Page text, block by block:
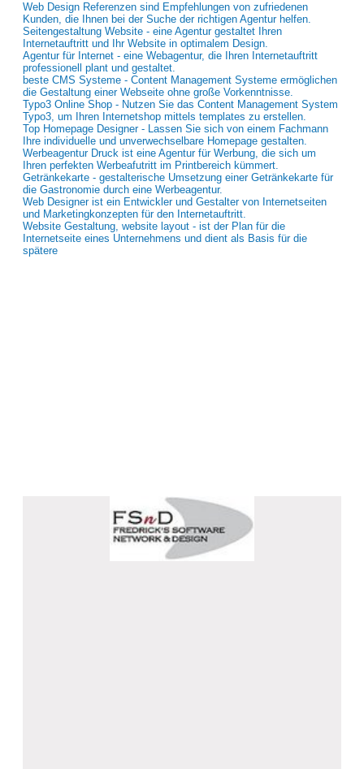
Web Design Referenzen sind Empfehlungen von zufriedenen
Kunden, die Ihnen bei der Suche der richtigen Agentur helfen.
Seitengestaltung Website - eine Agentur gestaltet Ihren
Internetauftritt und Ihr Website in optimalem Design.
Agentur für Internet - eine Webagentur, die Ihren Internetauftritt
professionell plant und gestaltet.
beste CMS Systeme - Content Management Systeme ermöglichen
die Gestaltung einer Webseite ohne große Vorkenntnisse.
Typo3 Online Shop - Nutzen Sie das Content Management System
Typo3, um Ihren Internetshop mittels templates zu erstellen.
Top Homepage Designer - Lassen Sie sich von einem Fachmann
Ihre individuelle und unverwechselbare Homepage gestalten.
Werbeagentur Druck ist eine Agentur für Werbung, die sich um
Ihren perfekten Werbeafutritt im Printbereich kümmert.
Getränkekarte - gestalterische Umsetzung einer Getränkekarte für
die Gastronomie durch eine Werbeagentur.
Web Designer ist ein Entwickler und Gestalter von Internetseiten
und Marketingkonzepten für den Internetauftritt.
Website Gestaltung, website layout - ist der Plan für die
Internetseite eines Unternehmens und dient als Basis für die
spätere